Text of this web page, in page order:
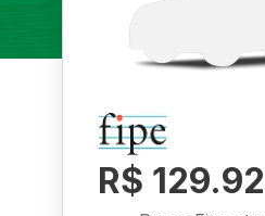
R$